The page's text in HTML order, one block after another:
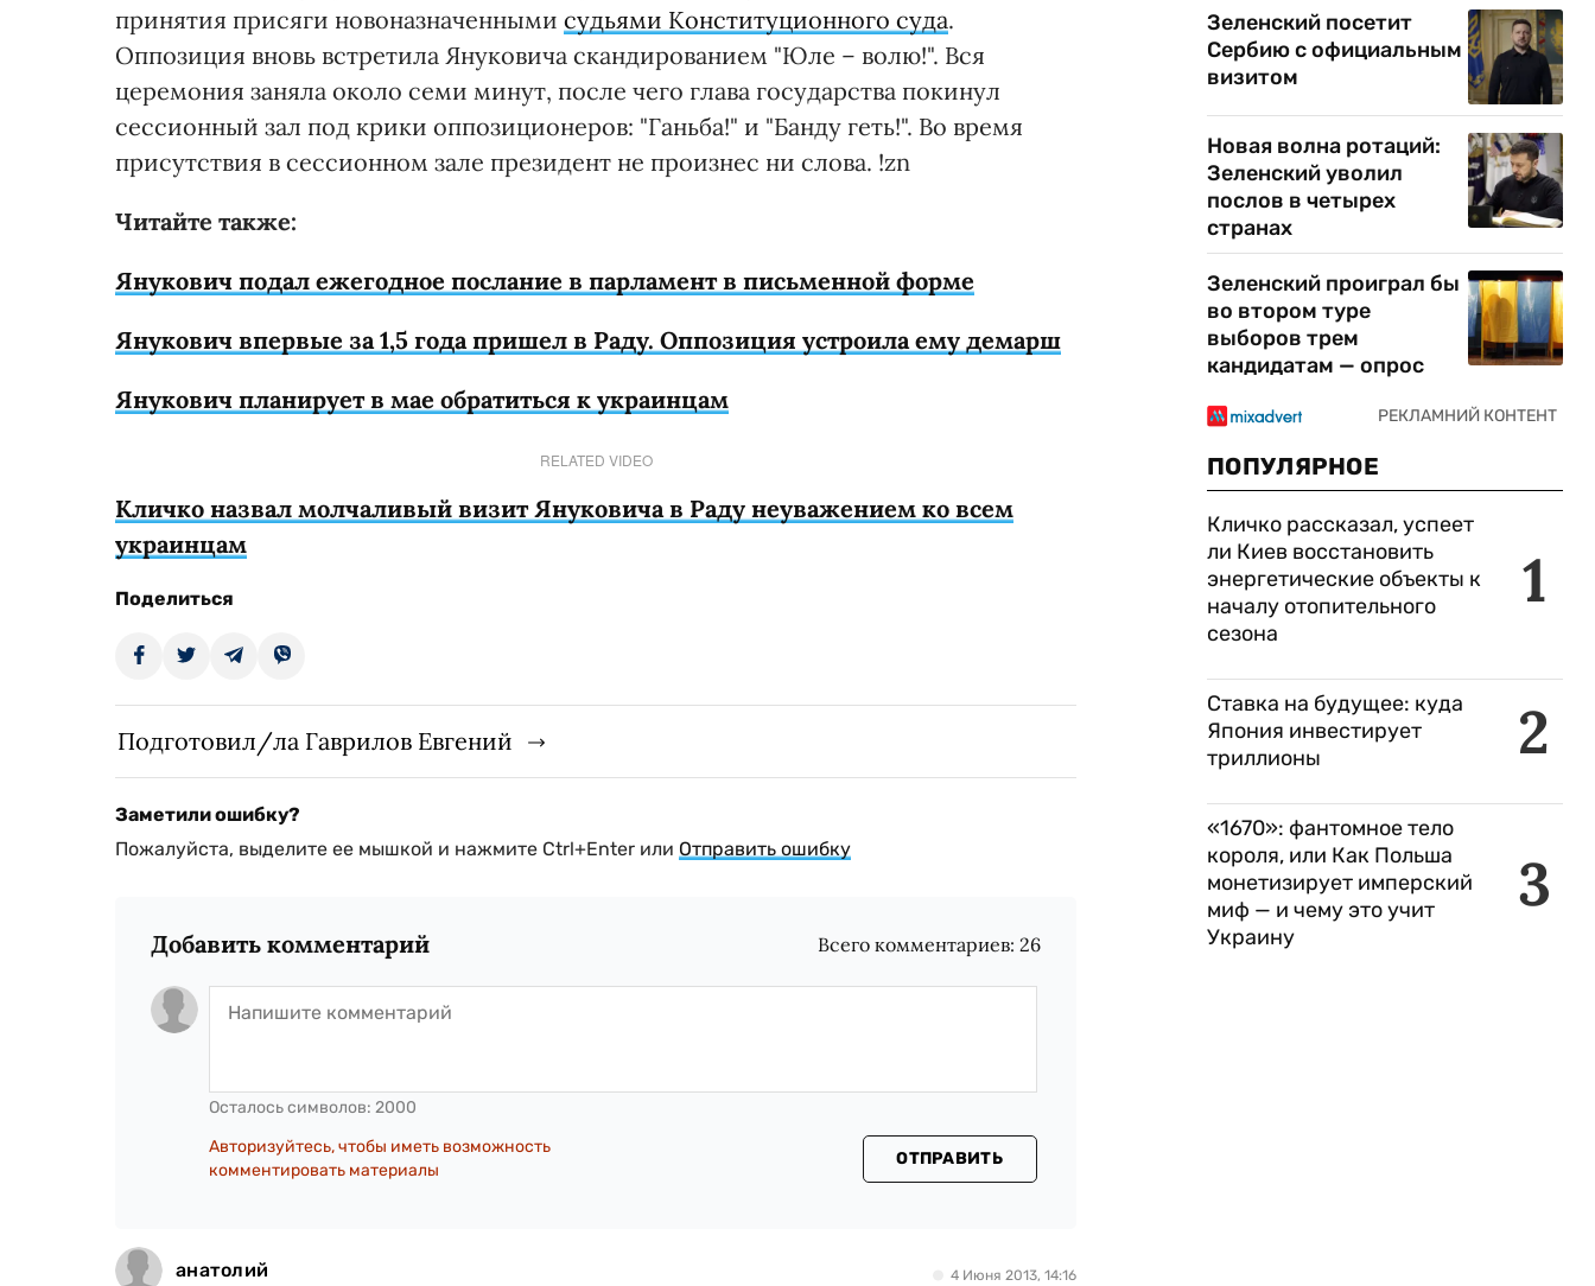
принятия присяги новоназначенными судьями Конституционного суда.
Оппозиция вновь встретила Януковича скандированием "Юле – волю!". Вся
церемония заняла около семи минут, после чего глава государства покинул
сессионный зал под крики оппозиционеров: "Ганьба!" и "Банду геть!". Во время
присутствия в сессионном зале президент не произнес ни слова. !zn
Читайте также:
Янукович подал ежегодное послание в парламент в письменной форме
Янукович впервые за 1,5 года пришел в Раду. Оппозиция устроила ему демарш
Янукович планирует в мае обратиться к украинцам
RELATED VIDEO
Кличко назвал молчаливый визит Януковича в Раду неуважением ко всем
украинцам
Поделиться
Подготовил/ла Гаврилов Евгений
Заметили ошибку?
Пожалуйста, выделите ее мышкой и нажмите Ctrl+Enter или Отправить ошибку
Добавить комментарий Всего комментариев: 26
Осталось символов: 2000
Авторизуйтесь, чтобы иметь возможность
комментировать материалы
ОТПРАВИТЬ
анатолий 4 Июня 2013, 14:16
Зеленский посетит
Сербию с официальным
визитом
Новая волна ротаций:
Зеленский уволил
послов в четырех
странах
Зеленский проиграл бы
во втором туре
выборов трем
кандидатам — опрос
ПОПУЛЯРНОЕ
1
Кличко рассказал, успеет
ли Киев восстановить
энергетические объекты к
началу отопительного
сезона
2
Ставка на будущее: куда
Япония инвестирует
триллионы
3
«1670»: фантомное тело
короля, или Как Польша
монетизирует имперский
миф — и чему это учит
Украину